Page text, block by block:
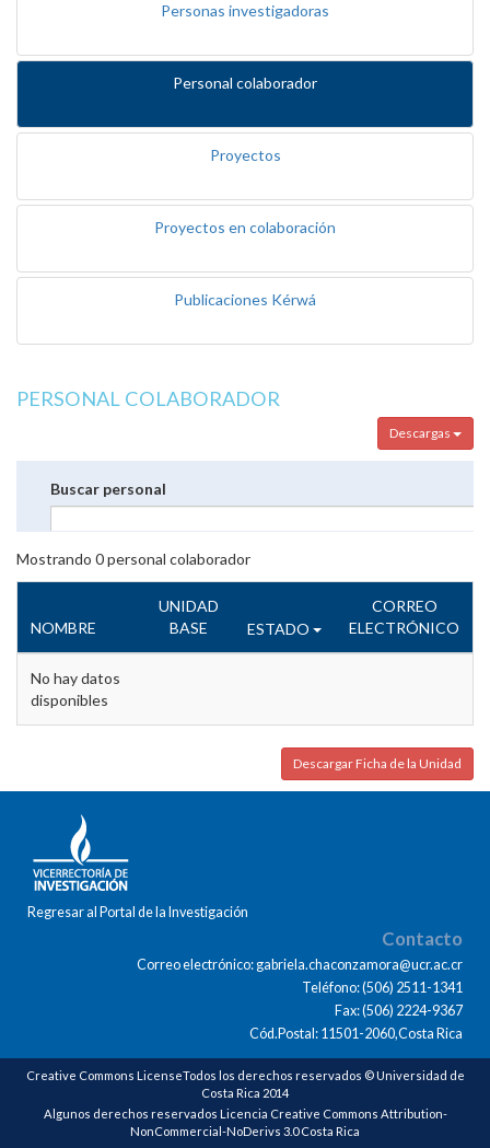
Personas investigadoras
Personal colaborador
Proyectos
Proyectos en colaboración
Publicaciones Kérwá
PERSONAL COLABORADOR
Descargas
Buscar personal
Mostrando 0personal colaborador
NOMBRE
UNIDAD
BASE
ESTADO
CORREO
ELECTRÓNICO
No hay datos
disponibles
Descargar Ficha de la Unidad
Regresar al Portal de la Investigación
Contacto
Correo electrónico: gabriela.chaconzamora@ucr.ac.cr
Teléfono: (506) 2511-1341
Fax: (506) 2224-9367
Cód.Postal: 11501-2060,Costa Rica
Creative Commons LicenseTodos los derechos reservados © Universidad de
Costa Rica 2014
Algunos derechos reservados Licencia Creative Commons Attribution-
NonCommercial-NoDerivs 3.0 Costa Rica